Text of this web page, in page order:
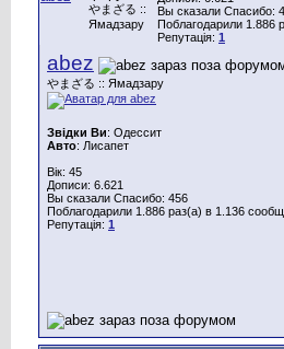
やまざる ::
Ямадзару
Вы сказали Спасибо:
Поблагодарили 1.886
Репутація: 1
abez
やまざる :: Ямадзару
Звідки Ви: Одессит
Авто: Лисапет
Вік: 45
Дописи: 6.621
Вы сказали Спасибо: 456
Поблагодарили 1.886 раз(а) в 1.136
Репутація: 1